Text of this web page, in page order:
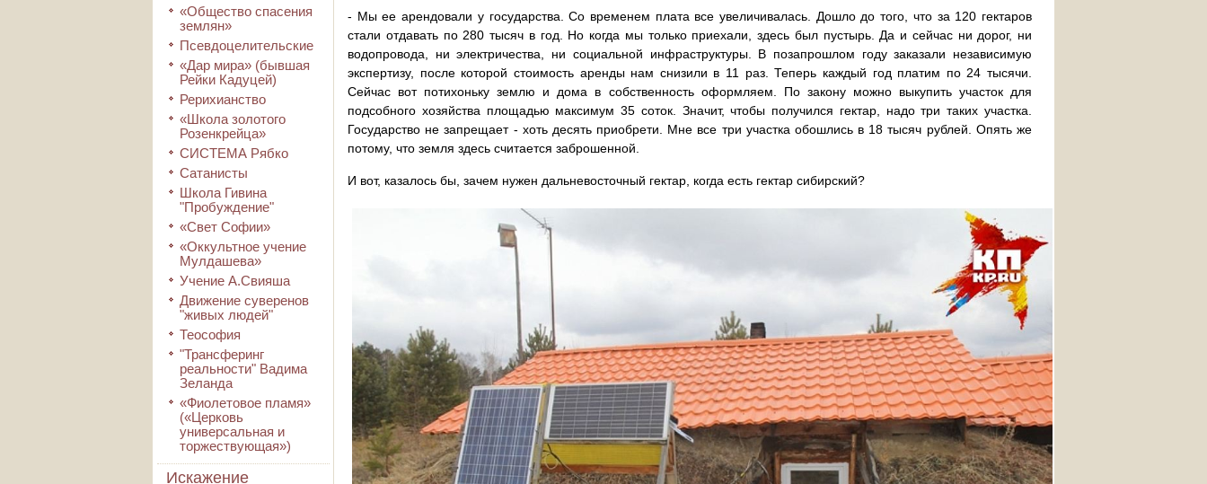
«Общество спасения
землян»
Псевдоцелительские
«Дар мира» (бывшая
Рейки Кадуцей)
Рерихианство
«Школа золотого
Розенкрейца»
СИСТЕМА Рябко
Сатанисты
Школа Гивина
"Пробуждение"
«Свет Софии»
«Оккультное учение
Мулдашева»
Учение А.Свияша
Движение суверенов
"живых людей"
Теософия
"Трансферинг
реальности" Вадима
Зеланда
«Фиолетовое пламя»
(«Церковь
универсальная и
торжествующая»)
Искажение
- Мы ее арендовали у государства. Со временем плата все увеличивалась. Дошло до того, что за 120 гектаров
стали отдавать по 280 тысяч в год. Но когда мы только приехали, здесь был пустырь. Да и сейчас ни дорог, ни
водопровода, ни электричества, ни социальной инфраструктуры. В позапрошлом году заказали независимую
экспертизу, после которой стоимость аренды нам снизили в 11 раз. Теперь каждый год платим по 24 тысячи.
Сейчас вот потихоньку землю и дома в собственность оформляем. По закону можно выкупить участок для
подсобного хозяйства площадью максимум 35 соток. Значит, чтобы получился гектар, надо три таких участка.
Государство не запрещает - хоть десять приобрети. Мне все три участка обошлись в 18 тысяч рублей. Опять же
потому, что земля здесь считается заброшенной.
И вот, казалось бы, зачем нужен дальневосточный гектар, когда есть гектар сибирский?